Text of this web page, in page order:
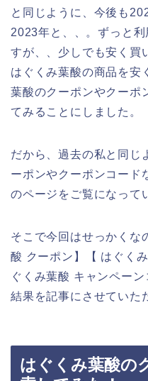
と同じように、今後も
2023年と、、。ずっと
すが、、少しでも安く買
はぐくみ葉酸の商品を安
葉酸のクーポンやクーポ
てみることにしました。
だから、過去の私と同じ
ーポンやクーポンコード
のページをご覧になって
そこで今回はせっかくな
酸 クーポン】【 はぐく
ぐくみ葉酸 キャンペー
結果を記事にさせていた
はぐくみ葉酸の